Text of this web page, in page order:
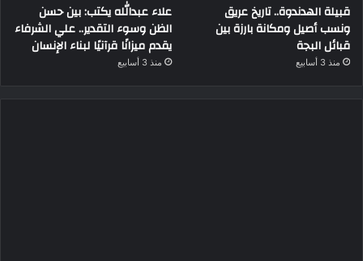
قبيلة الهدندوة.. تاريخ عريق
ونسب أصيل ومكانة بارزة بين
قبائل البجة
منذ 3 أسابيع
علاء عبدالله يكتب: بين حسن
الظن وسوء التقدير.. علي الشرفاء
يقدم ميزانًا قرآنيًا لبناء الإنسان
منذ 3 أسابيع